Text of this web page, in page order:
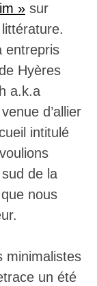
»sur
entrepris
Hyères
a.k.a
d’allier
intitulé
de la
nous
minimalistes
un été